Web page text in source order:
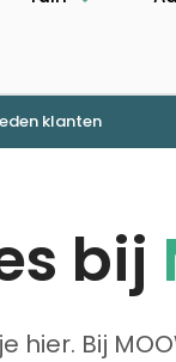
klanten
bij
hier. Bij